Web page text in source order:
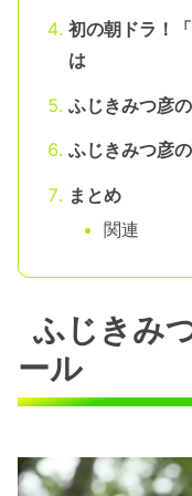
初の朝ドラ！
は
ふじきみつ彦
ふじきみつ彦
まとめ
関連
ふじきみ
ール